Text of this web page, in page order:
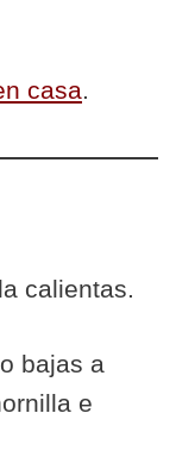
casa.
calientas.
bajas a
e